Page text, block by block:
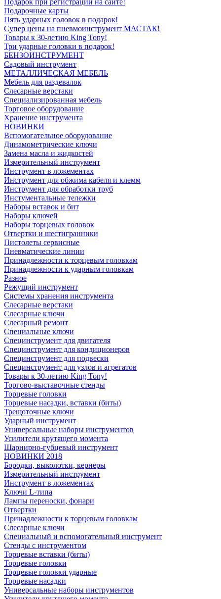
Подарок при регистрации на сайте!
Подарочные карты
Пять ударных головок в подарок!
Супер цены на пневмоинструмент МАСТАК!
Товары к 30-летию King Tony!
Три ударные головки в подарок!
БЕНЗОИНСТРУМЕНТ
Садовый инструмент
МЕТАЛЛИЧЕСКАЯ МЕБЕЛЬ
Мебель для раздевалок
Слесарные верстаки
Специализированная мебель
Торговое оборудование
Хранение инструмента
НОВИНКИ
Вспомогательное оборудование
Динамометрические ключи
Замена масла и жидкостей
Измерительный инструмент
Инструмент в ложементах
Инструмент для обжима кабеля и клемм
Инструмент для обработки труб
Инстументальные тележки
Наборы вставок и бит
Наборы ключей
Наборы торцевых головок
Отвертки и шестигранники
Пистолеты сервисные
Пневматические линии
Принадлежности к торцевым головкам
Принадлежности к ударным головкам
Разное
Режущий инструмент
Системы хранения инструмента
Слесарные верстаки
Слесарные ключи
Слесарный ремонт
Специальные ключи
Специнструмент для двигателя
Специнструмент для кондиционеров
Специнструмент для подвески
Специнструмент для узлов и агрегатов
Товары к 30-летию King Tony!
Торгово-выставочные стенды
Торцевые головки
Торцевые насадки, вставки (биты)
Трещоточные ключи
Ударный инструмент
Универсальные наборы инструментов
Усилители крутящего момента
Шарнирно-губцевый инструмент
НОВИНКИ 2018
Бородки, выколотки, кернеры
Измерительный инструмент
Инструмент в ложементах
Ключи L-типа
Лампы переноски, фонари
Отвертки
Принадлежности к торцевым головкам
Слесарные ключи
Специальный и вспомогательный инструмент
Стенды с инструментом
Торцевые вставки (биты)
Торцевые головки
Торцевые головки ударные
Торцевые насадки
Универсальные наборы инструментов